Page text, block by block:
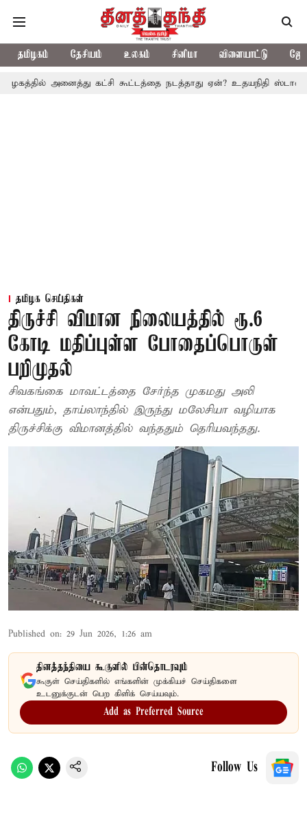
தமிழகம் தேசியம் உலகம் சினிமா விளையாட்டு
அனைத்து கட்சி கூட்டத்தை நடத்தாது ஏன்? உதயநிதி ஸ்டாலின் கேள்வி
தமிழக செய்திகள்
திருச்சி விமான நிலையத்தில் ரூ.6
கோடி மதிப்புள்ள போதைப்பொருள்
பறிமுதல்
சிவகங்கை மாவட்டத்தை சேர்ந்த முகமது அலி
என்பதும், தாய்லாந்தில் இருந்து மலேசியா வழியாக
திருச்சிக்கு விமானத்தில் வந்ததும் தெரியவந்தது.
Published on: 29 Jun 2026, 1:26 am
தினத்தந்தியை கூகுளில் பின்தொடரவும்
கூகுள் செய்திகளில் எங்களின் முக்கியச் செய்திகளை
உடனுக்குடன் பெற கிளிக் செய்யவும்.
Add as Preferred Source
Follow Us